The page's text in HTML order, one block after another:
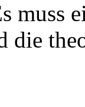
muss
die